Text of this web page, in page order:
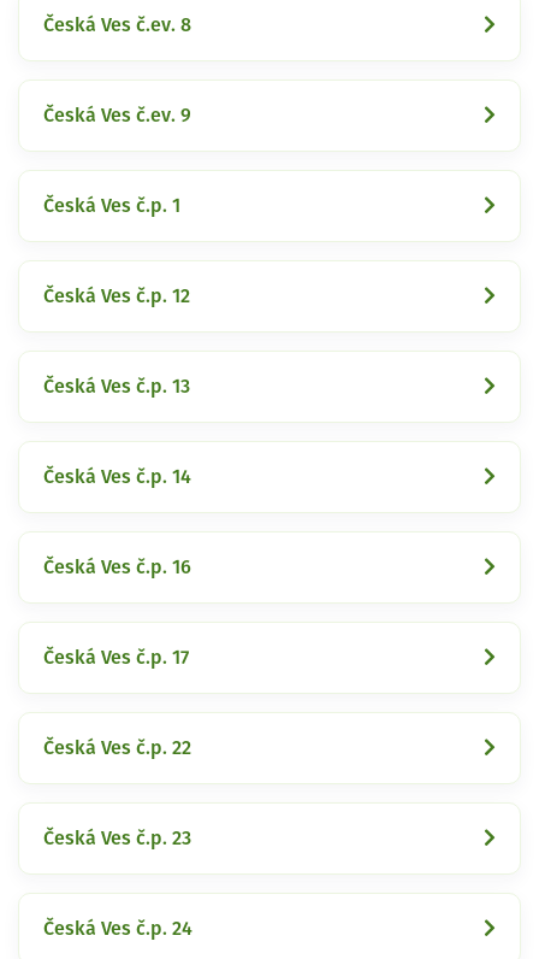
Česká Ves č.ev. 8
Česká Ves č.ev. 9
Česká Ves č.p. 1
Česká Ves č.p. 12
Česká Ves č.p. 13
Česká Ves č.p. 14
Česká Ves č.p. 16
Česká Ves č.p. 17
Česká Ves č.p. 22
Česká Ves č.p. 23
Česká Ves č.p. 24